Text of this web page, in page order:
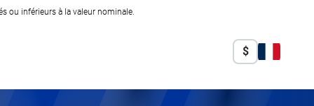
ou inférieurs à la valeur nominale.
$